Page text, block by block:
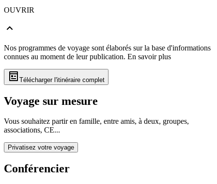
OUVRIR
Nos programmes de voyage sont élaborés sur la base d'informations
connues au moment de leur publication. En savoir plus
Télécharger l'itinéraire complet
Voyage sur mesure
Vous souhaitez partir en famille, entre amis, à deux, groupes,
associations, CE...
Privatisez votre voyage
Conférencier